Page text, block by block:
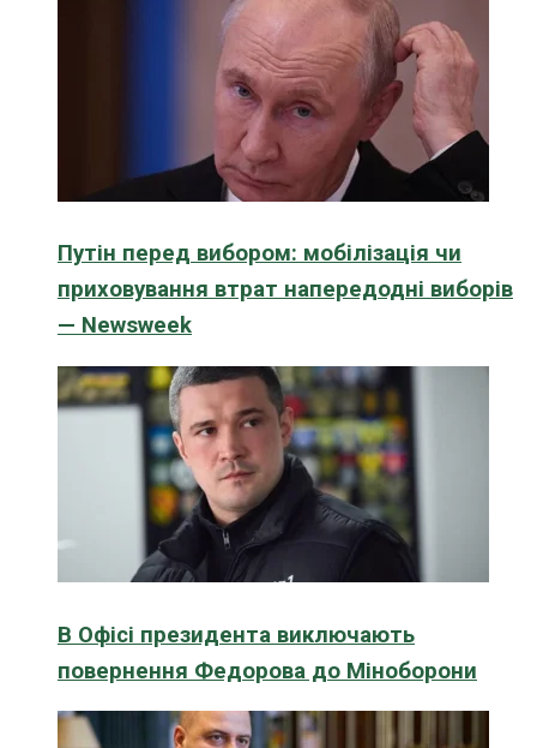
Путін перед вибором: мобілізація чи
приховування втрат напередодні виборів
— Newsweek
В Офісі президента виключають
повернення Федорова до Міноборони